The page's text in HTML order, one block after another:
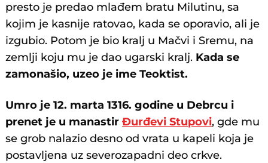
presto je predao mlađem bratu Milutinu, sa
kojim je kasnije ratovao, kada se oporavio, ali je
izgubio. Potom je bio kralj u Mačvi i Sremu, na
zemlji koju mu je dao ugarski kralj. Kada se
zamonašio, uzeo je ime Teoktist.
Umro je 12. marta 1316. godine u Debrcu i
prenet je u manastirĐurđevi Stupovi, gde mu
se grob nalazio desno od vrata u kapeli koja je
postavljena uz severozapadni deo crkve.